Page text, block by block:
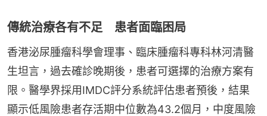
傳統治療各有不足 患者面臨困局
香港泌尿腫瘤科學會理事、臨床腫瘤科專科林河清醫
生坦言，過去確診晚期後，患者可選擇的治療方案有
限。醫學界採用IMDC評分系統評估患者預後，結果
顯示低風險患者存活期中位數為43.2個月，中度風險